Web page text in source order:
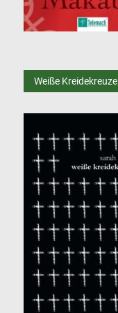
Weiße Kreidekreuze